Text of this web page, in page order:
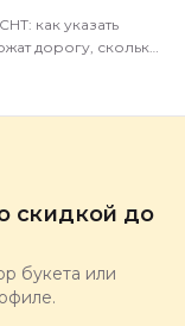
как указать
дорогу, сколько
скидкой до
букета или